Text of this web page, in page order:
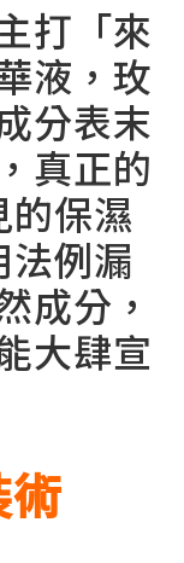
打「來
液，玫
分表末
真正的
的保濕
法例漏
成分，
大肆宣